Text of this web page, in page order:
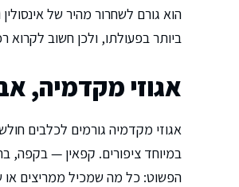
הוא גורם לשחרור מהיר של
ביותר בפעולתו, ולכן חשוב
אגוזי מקדמיה,
אגוזי מקדמיה גורמים לכלבים
במיוחד ציפורים. קפאין — בקפה,
הפשוט: כל מה שמכיל ממריצים או